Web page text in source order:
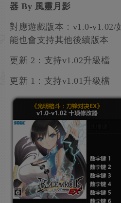
器 By 風靈月影
對應遊戲版本：v1.0-v1.02/
能也會支持其他後續版本
更新 2：支持v1.02升級檔
更新 1：支持v1.01升級檔